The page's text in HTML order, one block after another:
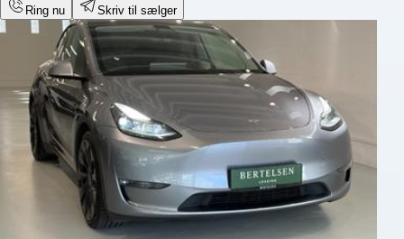
Ring nu Skriv til sælger